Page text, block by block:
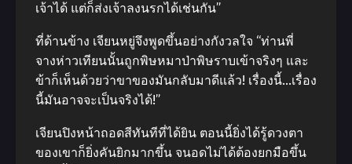
เจ้าได้ แต่ก็ส่งเจ้าลงนรกได้เช่นกัน”
ที่ด้านข้าง เจียนหยู่จึงพูดขึ้นอย่างกังวลใจ “ท่านพี่
จางห่าวเทียนนั้นถูกพิษหมาป่าพิษราบเข้าจริงๆ และ
ข้าก็เห็นด้วยว่าขาของมันกลับมาดีแล้ว! เรื่องนี้…เรื่อง
นี้มันอาจจะเป็นจริงได้!”
เจียนปิงหน้าถอดสีทันทีที่ได้ยิน ตอนนี้ยิ่งได้รู้ดวงตา
ของเขาก็ยิ่งคันยิกมากขึ้น จนอดไม่ได้ต้องยกมือขึ้น